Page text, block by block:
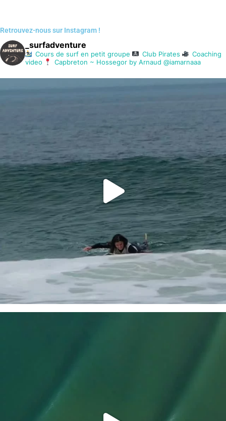
Retrouvez-nous sur Instagram !
_surfadventure
Cours de surf en petit groupe Club Pirates
Coaching
video
Capbreton ~ Hossegor by Arnaud @iamarnaaa